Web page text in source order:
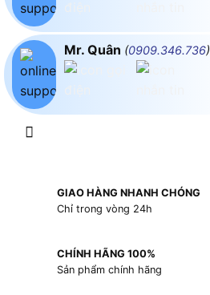
Mr. Quân (0909.346.736)
GIAO HÀNG NHANH CHÓNG
Chỉ trong vòng 24h
CHÍNH HÃNG 100%
Sản phẩm chính hãng